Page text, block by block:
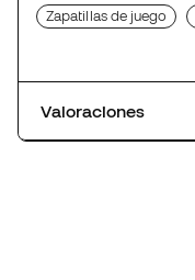
Zapatillas de juego
Valoraciones